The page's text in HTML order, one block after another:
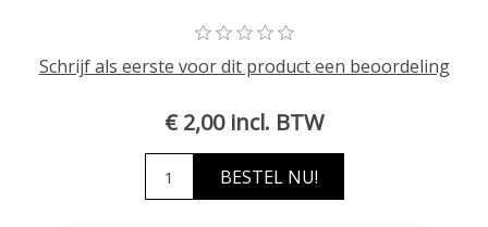
Schrijf als eerste voor dit product een beoordeling
€ 2,00 incl. BTW